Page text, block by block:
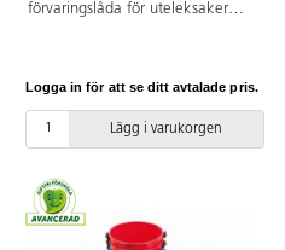
förvaringslåda för uteleksaker
hänglås (ingår ej) som låser i
stängt läge. Öppnas och stängs
av vuxna. Tillverkad av
formplywood.
Logga in för att se ditt avtalade pris.
Lägg i varukorgen